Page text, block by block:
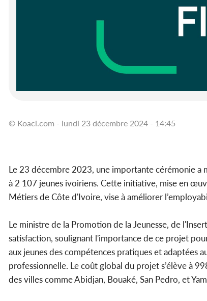
© Koaci.com - lundi 23 décembre 2024 - 14:45
Le 23 décembre 2023, une importante cérémonie a
à 2 107 jeunes ivoiriens. Cette initiative, mise en
Métiers de Côte d'Ivoire, vise à améliorer
Le ministre de la Promotion de la Jeunesse, de
satisfaction, soulignant l'importance de ce projet
aux jeunes des compétences pratiques et adaptées
professionnelle. Le coût global du projet s’élève à
des villes comme Abidjan, Bouaké, San Pedro, et